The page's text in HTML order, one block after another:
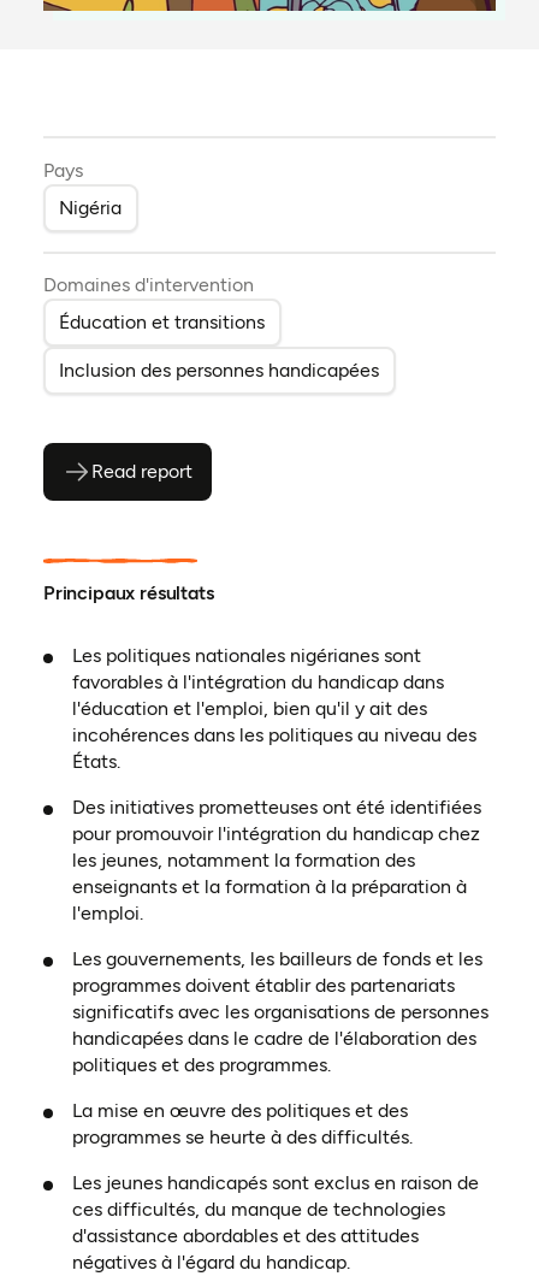
Pays
Nigéria
Domaines d'intervention
Éducation et transitions
Inclusion des personnes handicapées
Read report(ouvre en PDF)
(ouvre dans un nouvel onglet)
Principaux résultats
Les politiques nationales nigérianes sont
favorables à l'intégration du handicap dans
l'éducation et l'emploi, bien qu'il y ait des
incohérences dans les politiques au niveau des
États.
Des initiatives prometteuses ont été identifiées
pour promouvoir l'intégration du handicap chez
les jeunes, notamment la formation des
enseignants et la formation à la préparation à
l'emploi.
Les gouvernements, les bailleurs de fonds et les
programmes doivent établir des partenariats
significatifs avec les organisations de personnes
handicapées dans le cadre de l'élaboration des
politiques et des programmes.
La mise en œuvre des politiques et des
programmes se heurte à des difficultés.
Les jeunes handicapés sont exclus en raison de
ces difficultés, du manque de technologies
d'assistance abordables et des attitudes
négatives à l'égard du handicap.